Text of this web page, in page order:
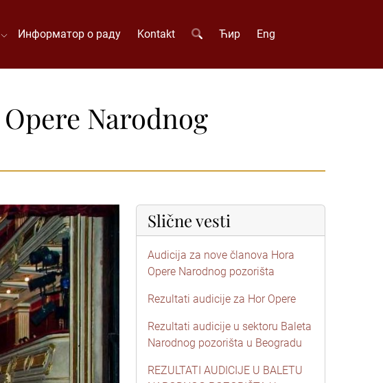
Информатор о раду Kontakt Ћир Eng
Narodnog
Slične vesti
Audicija za nove članova Hora
Opere Narodnog pozorišta
Rezultati audicije za Hor Opere
Rezultati audicije u sektoru Baleta
Narodnog pozorišta u Beogradu
REZULTATI AUDICIJE U BALETU